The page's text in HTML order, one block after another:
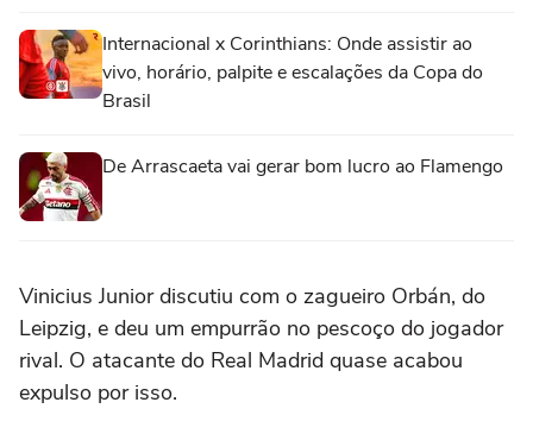
Internacional x Corinthians: Onde assistir ao
vivo, horário, palpite e escalações da Copa do
Brasil
De Arrascaeta vai gerar bom lucro ao Flamengo
Vinicius Junior discutiu com o zagueiro Orbán, do
Leipzig, e deu um empurrão no pescoço do jogador
rival. O atacante do Real Madrid quase acabou
expulso por isso.